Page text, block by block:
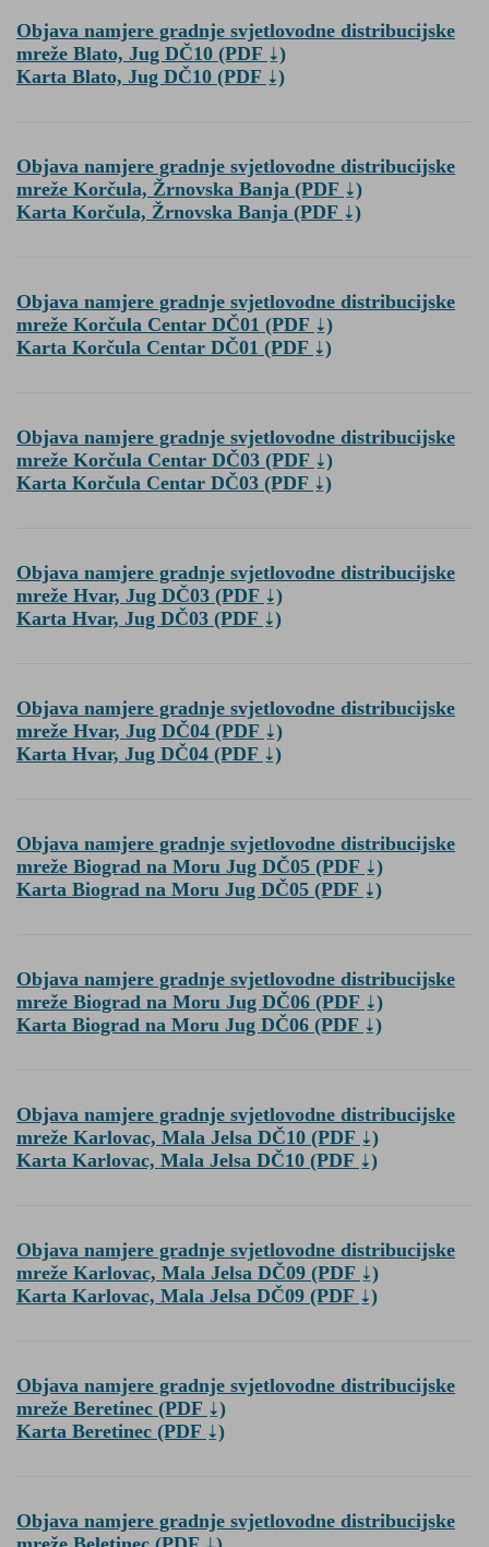
Objava namjere gradnje svjetlovodne distribucijske
mreže Blato, Jug DČ10 (PDF
)
Karta Blato, Jug DČ10 (PDF )
Objava namjere gradnje svjetlovodne distribucijske
mreže Korčula, Žrnovska Banja (PDF
)
Karta Korčula, Žrnovska Banja (PDF )
Objava namjere gradnje svjetlovodne distribucijske
mreže Korčula Centar DČ01 (PDF
)
Karta Korčula Centar DČ01 (PDF )
Objava namjere gradnje svjetlovodne distribucijske
mreže Korčula Centar DČ03 (PDF
)
Karta Korčula Centar DČ03 (PDF )
Objava namjere gradnje svjetlovodne distribucijske
mreže Hvar, Jug DČ03 (PDF
)
Karta Hvar, Jug DČ03 (PDF )
Objava namjere gradnje svjetlovodne distribucijske
mreže Hvar, Jug DČ04 (PDF
)
Karta Hvar, Jug DČ04 (PDF )
Objava namjere gradnje svjetlovodne distribucijske
mreže Biograd na Moru Jug DČ05 (PDF
)
Karta Biograd na Moru Jug DČ05 (PDF )
Objava namjere gradnje svjetlovodne distribucijske
mreže Biograd na Moru Jug DČ06 (PDF
)
Karta Biograd na Moru Jug DČ06 (PDF )
Objava namjere gradnje svjetlovodne distribucijske
mreže Karlovac, Mala Jelsa DČ10 (PDF
)
Karta Karlovac, Mala Jelsa DČ10 (PDF )
Objava namjere gradnje svjetlovodne distribucijske
mreže Karlovac, Mala Jelsa DČ09 (PDF
)
Karta Karlovac, Mala Jelsa DČ09 (PDF )
Objava namjere gradnje svjetlovodne distribucijske
mreže Beretinec (PDF
)
Karta Beretinec (PDF )
Objava namjere gradnje svjetlovodne distribucijske